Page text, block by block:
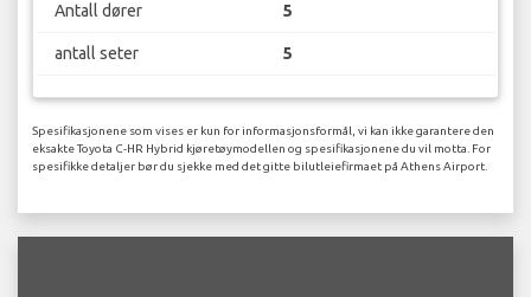
Antall dører 5
antall seter 5
Spesifikasjonene som vises er kun for informasjonsformål, vi kan ikke garantere den
eksakte Toyota C-HR Hybrid kjøretøymodellen og spesifikasjonene du vil motta. For
spesifikke detaljer bør du sjekke med det gitte bilutleiefirmaet på Athens Airport.